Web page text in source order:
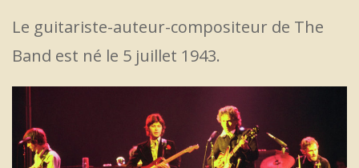
Le guitariste-auteur-compositeur de The
Band est né le 5 juillet 1943.